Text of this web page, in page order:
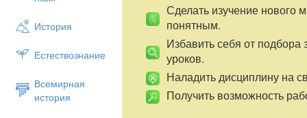
История
Естествознание
Всемирная
история
Сделать изучение нового
понятным.
Избавить себя от подбора
уроков.
Наладить дисциплину на
Получить возможность